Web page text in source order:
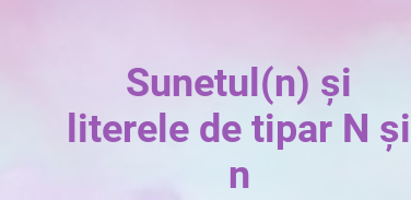
Sunetul(n) și
literele de tipar N și
n